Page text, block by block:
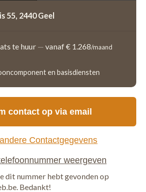
55, 2440 Geel
te huur — vanaf € 1.268/maand
en basisdiensten
contact op via email
Contactgegevens
dit nummer hebt gevonden op
Bedankt!